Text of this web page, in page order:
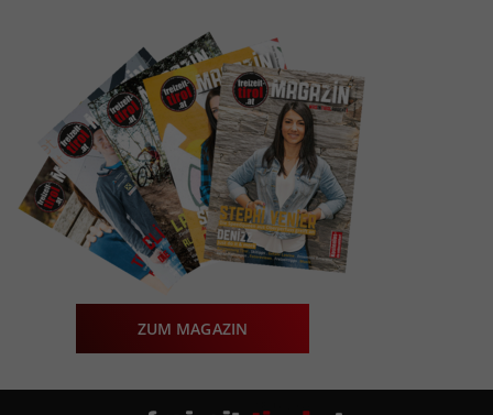
ZUM MAGAZIN